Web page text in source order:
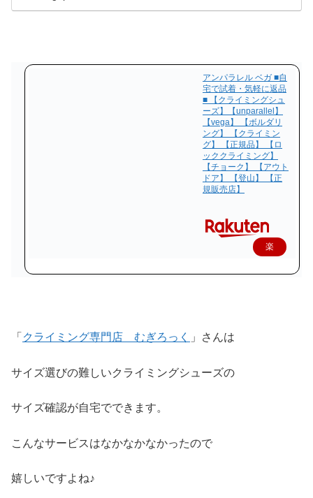
アンパラレル ベガ ■自
宅で試着・気軽に返品
■ 【クライミングシュ
ーズ】【unparallel】
【vega】 【ボルダリ
ング】 【クライミン
グ】 【正規品】 【ロ
ッククライミング】
【チョーク】 【アウト
ドア】 【登山】 【正
規販売店】
楽
「 クライミング専門店 むぎろっく 」さんは
サイズ選びの難しいクライミングシューズの
サイズ確認が自宅でできます。
こんなサービスはなかなかなかったので
嬉しいですよね♪